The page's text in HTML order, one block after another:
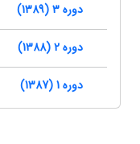
دوره 3 (1389)
دوره 2 (1388)
دوره 1 (1387)